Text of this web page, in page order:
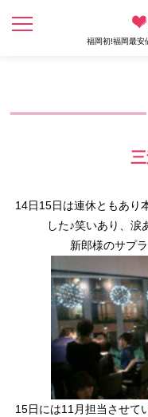
福岡初!福岡最安
14日15日は連休ともあり
した♪笑いあり、涙
新郎様のサプ
15日には11月担当させて